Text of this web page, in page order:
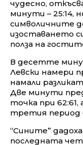
чудесно,
минути – 25:14,
символичните
изоставането
полза на
В десетте
Левски намери
намали
Две минути
точка при 62:61,
третия период
“Сините”
последната